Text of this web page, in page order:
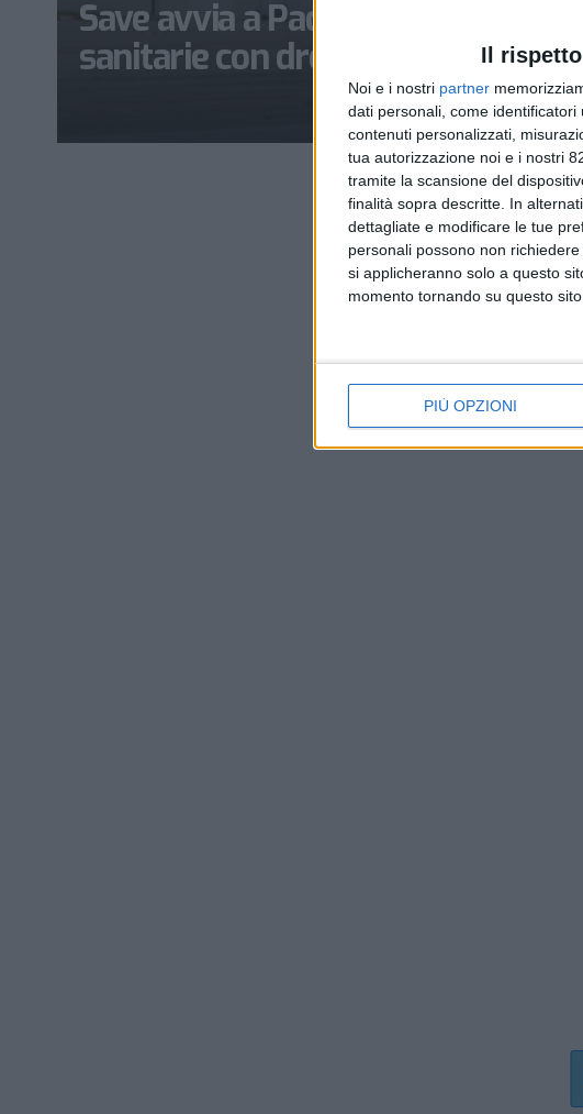
Il
Noi e i nostri partner
dati personali, come
contenuti personalizzati,
tua autorizzazione noi e i nostri
tramite la scansione del
finalità sopra descritte. In
dettagliate e modificare le tue
personali possono non
si applicheranno solo a questo
momento tornando su questo
PIÙ OPZIONI
Save avvia a Padova un progetto
sanitarie con droni a idrogeno